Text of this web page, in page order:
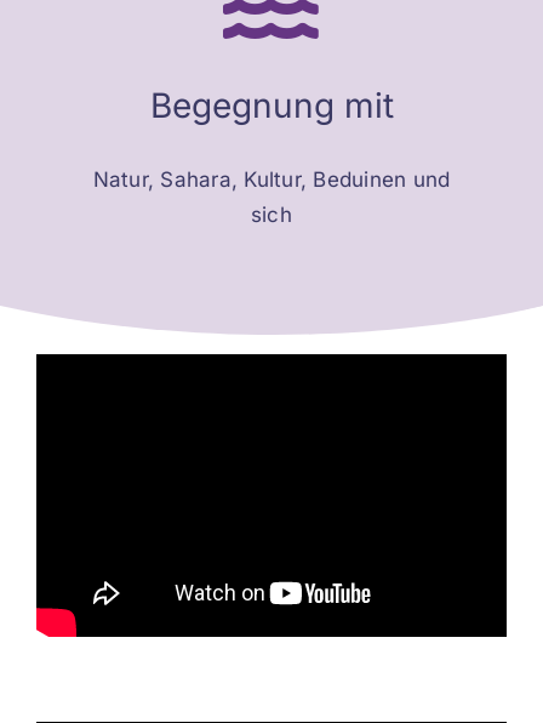
Begegnung mit
Natur, Sahara, Kultur, Beduinen und
sich